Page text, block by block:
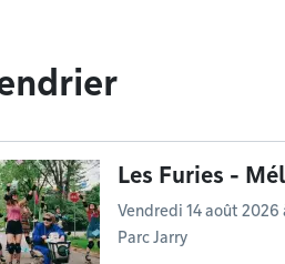
Les Furies -
Vendredi 14 août 2026
Parc Jarry